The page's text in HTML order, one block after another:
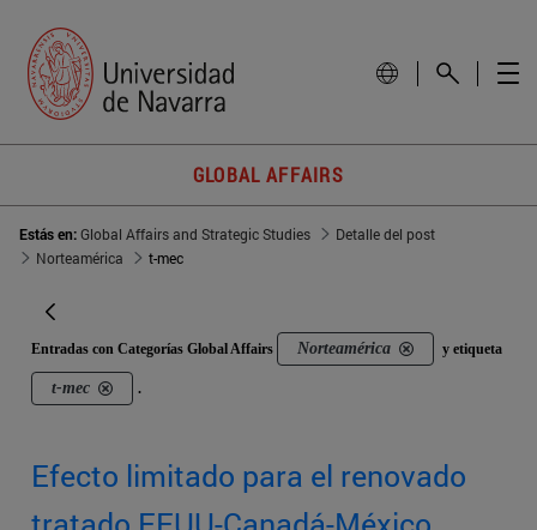
GLOBAL AFFAIRS
Estás en:Global Affairs and Strategic Studies
Detalle del post
Norteamérica
t-mec
Entradas con Categorías Global Affairs Norteamérica y etiqueta
t-mec .
Efecto limitado para el renovado